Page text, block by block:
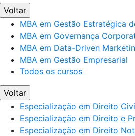
Voltar
MBA em Gestão Estratégica
MBA em Governança
MBA em Data-Driven
MBA em Gestão Empresarial
Todos os cursos
Voltar
Especialização em Direito
Especialização em Direito e
Especialização em Direito